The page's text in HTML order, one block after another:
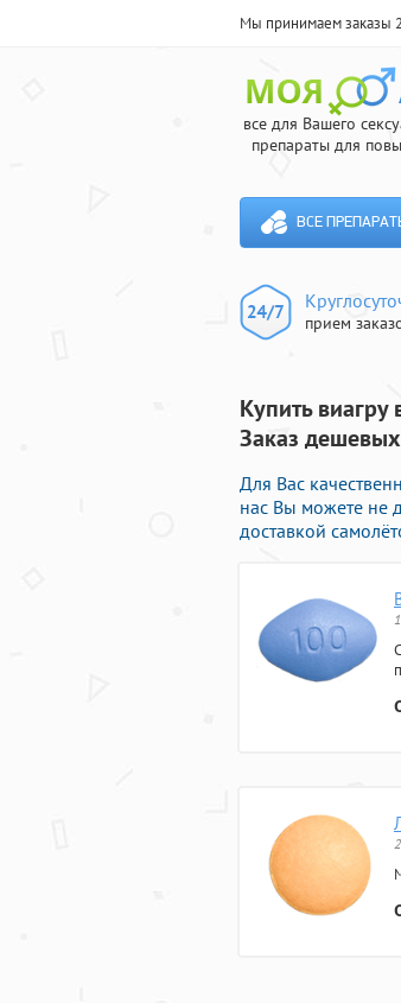
Мы принимаем заказы
все для Вашего
препараты для
ВСЕ
прием
Купить
Заказ
Для Вас
нас Вы можете не
доставкой